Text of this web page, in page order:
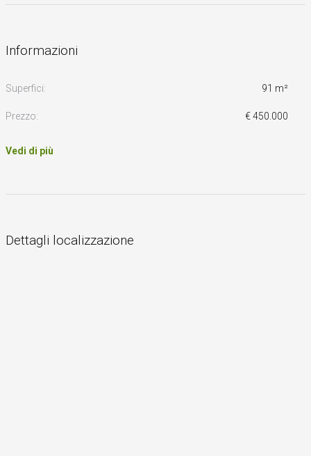
Informazioni
Superfici: 91 m²
Prezzo: € 450.000
Vedi di più
Dettagli localizzazione